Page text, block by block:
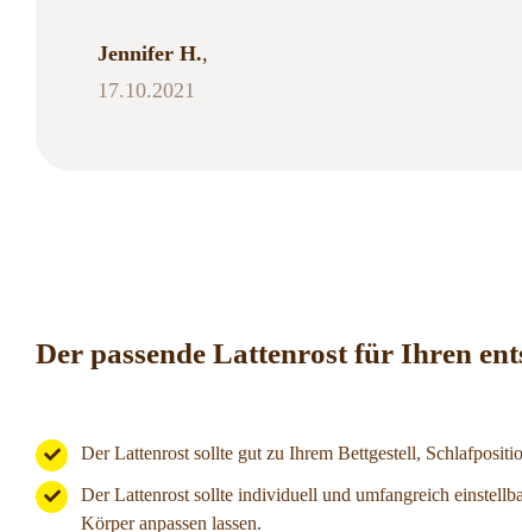
Jennifer H.,
17.10.2021
12.08.2021
Detlef S.
21.09.2021
Der passende Lattenrost für Ihren
Der Lattenrost sollte gut zu Ihrem Bettgestell,
Der Lattenrost sollte individuell und umfangreich
Körper anpassen lassen.